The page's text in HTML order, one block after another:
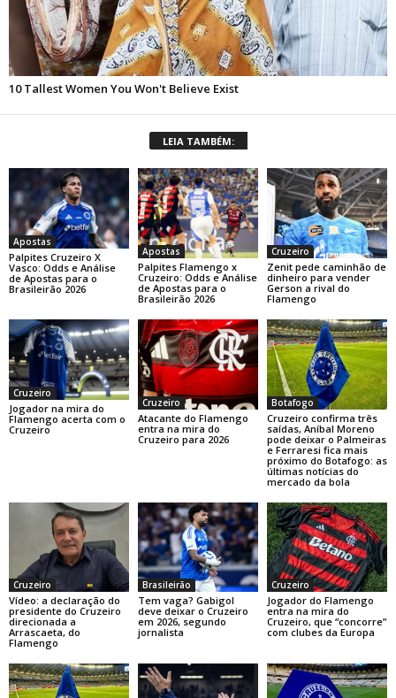
LEIA TAMBÉM:
Apostas
Palpites Cruzeiro X
Vasco: Odds e Análise
de Apostas para o
Brasileirão 2026
Apostas
Palpites Flamengo x
Cruzeiro: Odds e Análise
de Apostas para o
Brasileirão 2026
Cruzeiro
Zenit pede caminhão de
dinheiro para vender
Gerson a rival do
Flamengo
Cruzeiro
Jogador na mira do
Flamengo acerta com o
Cruzeiro
Cruzeiro
Atacante do Flamengo
entra na mira do
Cruzeiro para 2026
Botafogo
Cruzeiro confirma três
saídas, Aníbal Moreno
pode deixar o Palmeiras
e Ferraresi fica mais
próximo do Botafogo: as
últimas notícias do
mercado da bola
Cruzeiro
Vídeo: a declaração do
presidente do Cruzeiro
direcionada a
Arrascaeta, do
Flamengo
Brasileirão
Tem vaga? Gabigol
deve deixar o Cruzeiro
em 2026, segundo
jornalista
Cruzeiro
Jogador do Flamengo
entra na mira do
Cruzeiro, que “concorre”
com clubes da Europa